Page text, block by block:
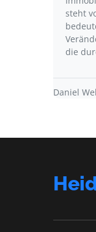
steht
die
Daniel